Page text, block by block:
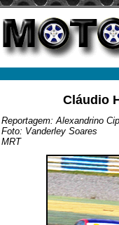
Cláudio
Reportagem: Alexandrino
Foto: Vanderley Soares
MRT